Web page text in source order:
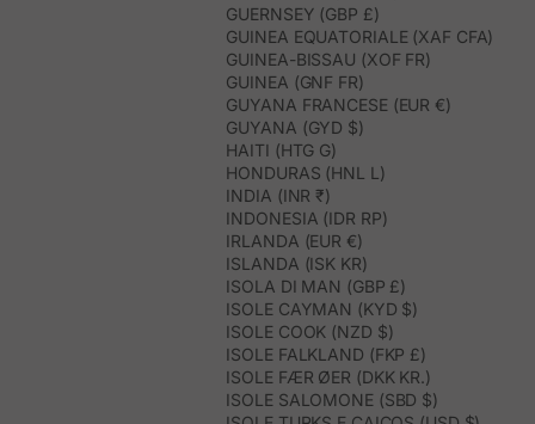
GUERNSEY (GBP £)
GUINEA EQUATORIALE (XAF CFA)
GUINEA-BISSAU (XOF FR)
GUINEA (GNF FR)
GUYANA FRANCESE (EUR €)
GUYANA (GYD $)
HAITI (HTG G)
HONDURAS (HNL L)
INDIA (INR ₹)
INDONESIA (IDR RP)
IRLANDA (EUR €)
ISLANDA (ISK KR)
ISOLA DI MAN (GBP £)
ISOLE CAYMAN (KYD $)
ISOLE COOK (NZD $)
ISOLE FALKLAND (FKP £)
ISOLE FÆR ØER (DKK KR.)
ISOLE SALOMONE (SBD $)